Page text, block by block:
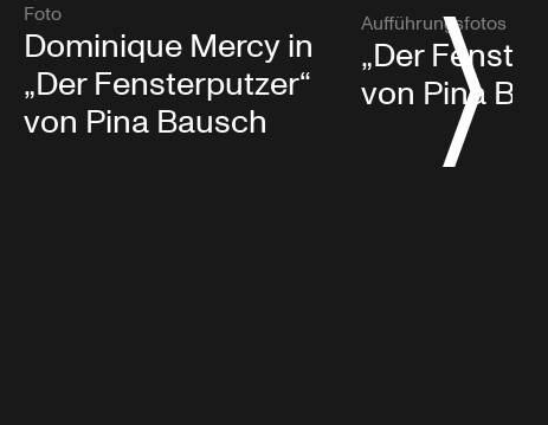
Foto
Dominique Mercy in
„Der Fensterputzer“
von Pina Bausch
Aufführungsfotos
„Der
von Pina